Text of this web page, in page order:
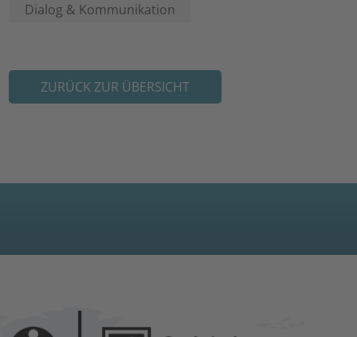
Dialog & Kommunikation
ZURÜCK ZUR ÜBERSICHT